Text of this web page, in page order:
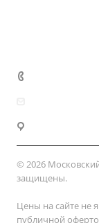
© 2026
защищены.
Цены на сайте не
публичной